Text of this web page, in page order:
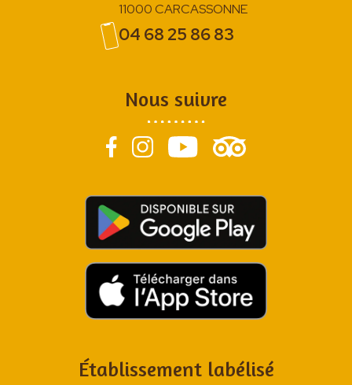
11000 CARCASSONNE
04 68 25 86 83
Nous suivre
Établissement labélisé